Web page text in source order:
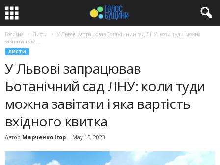
Головна Листи
У Львові запрацював Ботанічний сад ЛНУ: коли туди можна
завітати і яка...
ЛИСТИ
У Львові запрацював
Ботанічний сад ЛНУ: коли туди
можна завітати і яка вартість
вхідного квитка
Автор Марченко Ігор - May 15, 2023